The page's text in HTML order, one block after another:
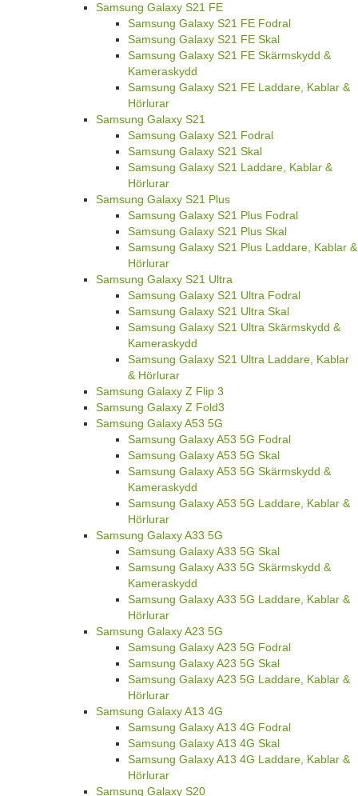
Samsung Galaxy S21 FE
Samsung Galaxy S21 FE Fodral
Samsung Galaxy S21 FE Skal
Samsung Galaxy S21 FE Skärmskydd &
Kameraskydd
Samsung Galaxy S21 FE Laddare, Kablar &
Hörlurar
Samsung Galaxy S21
Samsung Galaxy S21 Fodral
Samsung Galaxy S21 Skal
Samsung Galaxy S21 Laddare, Kablar &
Hörlurar
Samsung Galaxy S21 Plus
Samsung Galaxy S21 Plus Fodral
Samsung Galaxy S21 Plus Skal
Samsung Galaxy S21 Plus Laddare, Kablar &
Hörlurar
Samsung Galaxy S21 Ultra
Samsung Galaxy S21 Ultra Fodral
Samsung Galaxy S21 Ultra Skal
Samsung Galaxy S21 Ultra Skärmskydd &
Kameraskydd
Samsung Galaxy S21 Ultra Laddare, Kablar
& Hörlurar
Samsung Galaxy Z Flip 3
Samsung Galaxy Z Fold3
Samsung Galaxy A53 5G
Samsung Galaxy A53 5G Fodral
Samsung Galaxy A53 5G Skal
Samsung Galaxy A53 5G Skärmskydd &
Kameraskydd
Samsung Galaxy A53 5G Laddare, Kablar &
Hörlurar
Samsung Galaxy A33 5G
Samsung Galaxy A33 5G Skal
Samsung Galaxy A33 5G Skärmskydd &
Kameraskydd
Samsung Galaxy A33 5G Laddare, Kablar &
Hörlurar
Samsung Galaxy A23 5G
Samsung Galaxy A23 5G Fodral
Samsung Galaxy A23 5G Skal
Samsung Galaxy A23 5G Laddare, Kablar &
Hörlurar
Samsung Galaxy A13 4G
Samsung Galaxy A13 4G Fodral
Samsung Galaxy A13 4G Skal
Samsung Galaxy A13 4G Laddare, Kablar &
Hörlurar
Samsung Galaxy S20